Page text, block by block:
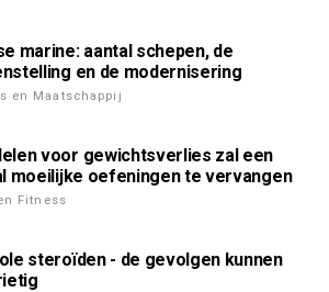
marine: aantal schepen, de
en de modernisering
en Maatschappij
voor gewichtsverlies zal een
moeilijke oefeningen te vervangen
Fitness
steroïden - de gevolgen kunnen